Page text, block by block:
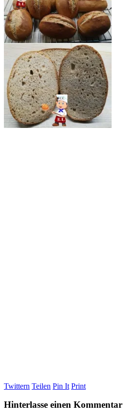
Twittern Teilen Pin It Print
Hinterlasse einen Kommentar